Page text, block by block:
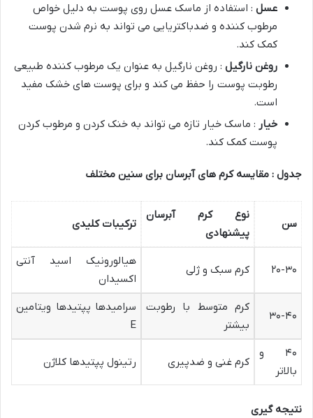
عسل : استفاده از ماسک عسل روی پوست به دلیل خواص
مرطوب کننده و ضدباکتریایی می تواند به نرم شدن پوست
کمک کند.
روغن نارگیل : روغن نارگیل به عنوان یک مرطوب کننده طبیعی
رطوبت پوست را حفظ می کند و برای پوست های خشک مفید
است.
خیار : ماسک خیار تازه می تواند به خنک کردن و مرطوب کردن
پوست کمک کند.
جدول : مقایسه کرم های آبرسان برای سنین مختلف
سن
نوع کرم آبرسان
پیشنهادی
ترکیبات کلیدی
۲۰-۳۰ کرم سبک و ژلی
هیالورونیک اسید آنتی
اکسیدان
۳۰-۴۰
کرم متوسط با رطوبت
بیشتر
سرامیدها پپتیدها ویتامین
E
۴۰ و
بالاتر
کرم غنی و ضدپیری رتینول پپتیدها کلاژن
نتیجه گیری